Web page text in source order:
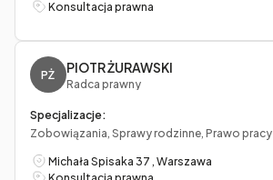
Konsultacja prawna
PŻ PIOTR ŻURAWSKI
Radca prawny
Specjalizacje:
Zobowiązania, Sprawy rodzinne, Prawo pracy
Michała Spisaka 37 , Warszawa
Konsultacja prawna